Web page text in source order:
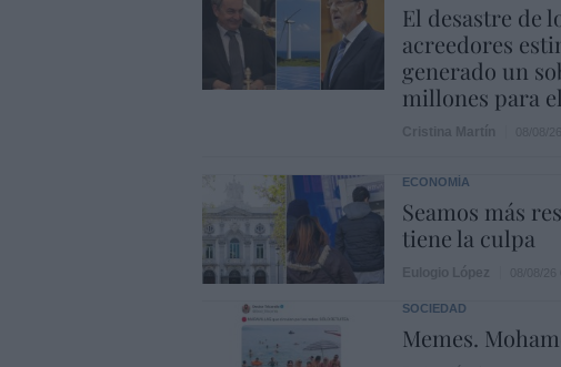
El desastre de
acreedores
generado un
millones para
ECONOMÍA
Seamos más
tiene la culpa
SOCIEDAD
Memes.